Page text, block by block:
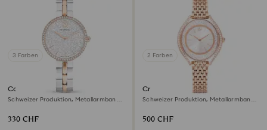
3 Farben
Cosmopolitan Uhr
Schweizer Produktion, Metallarmband,
330 CHF
2 Farben
Crystalline aura Uhr
Schweizer Produktion, Metallarmband,
500 CHF